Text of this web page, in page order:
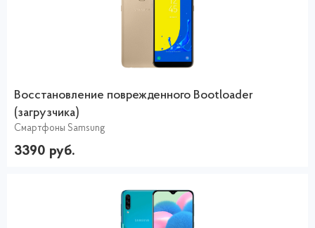
Восстановление поврежденного Bootloader
(загрузчика)
Смартфоны Samsung
3390 руб.